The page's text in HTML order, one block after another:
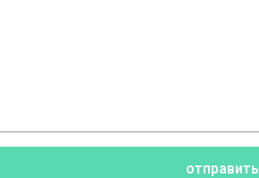
отправить